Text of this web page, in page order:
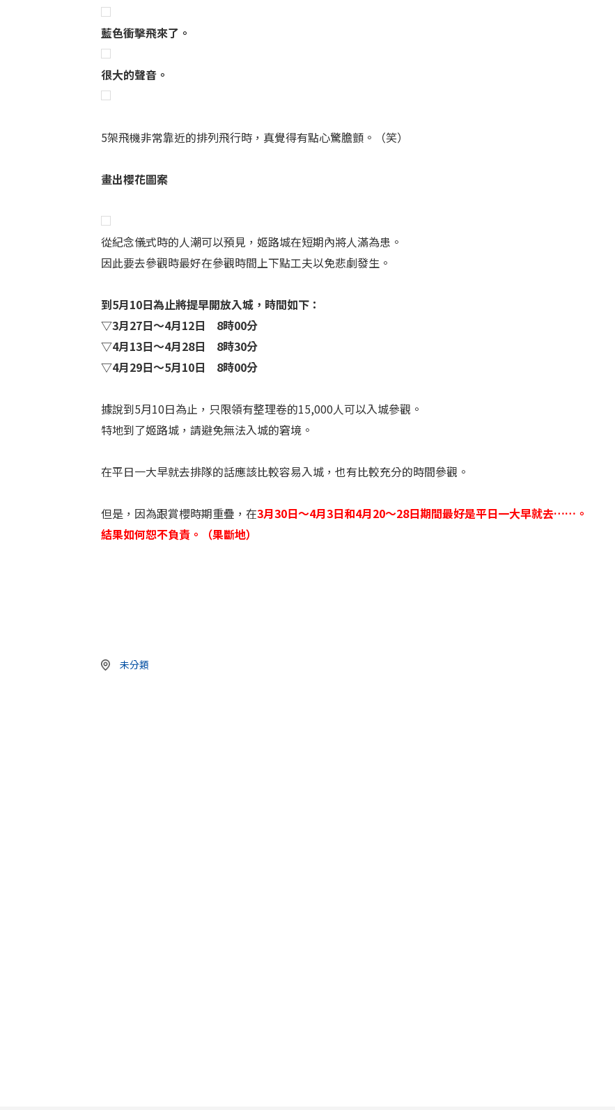
藍色衝擊飛來了。
很大的聲音。
5架飛機非常靠近的排列飛行時，真覺得有點心驚膽顫。（笑）
畫出櫻花圖案
從紀念儀式時的人潮可以預見，姬路城在短期內將人滿為患。
因此要去參觀時最好在參觀時間上下點工夫以免悲劇發生。
到5月10日為止將提早開放入城，時間如下：
▽3月27日～4月12日 8時00分
▽4月13日～4月28日 8時30分
▽4月29日～5月10日 8時00分
據說到5月10日為止，只限領有整理卷的15,000人可以入城參觀。
特地到了姬路城，請避免無法入城的窘境。
在平日一大早就去排隊的話應該比較容易入城，也有比較充分的時間參觀。
但是，因為跟賞櫻時期重疊，在3月30日～4月3日和4月20～28日期間最好是平日一大早就去……。
結果如何恕不負責。（果斷地）
未分類